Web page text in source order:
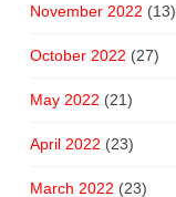
November 2022 (13)
October 2022 (27)
May 2022 (21)
April 2022 (23)
March 2022 (23)